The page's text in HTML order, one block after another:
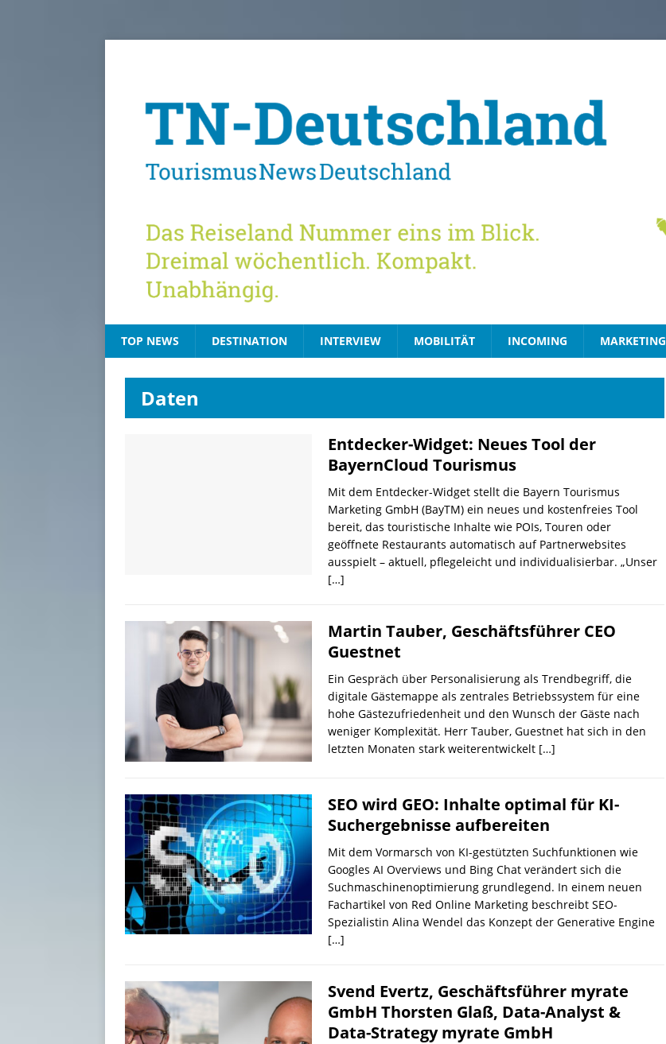
TOP NEWS DESTINATION INTERVIEW MOBILITÄT INCOMING MARKETING
Daten
Entdecker-Widget: Neues Tool der
BayernCloud Tourismus
Mit dem Entdecker-Widget stellt die Bayern Tourismus
Marketing GmbH (BayTM) ein neues und kostenfreies Tool
bereit, das touristische Inhalte wie POIs, Touren oder
geöffnete Restaurants automatisch auf Partnerwebsites
ausspielt – aktuell, pflegeleicht und individualisierbar. „Unser
[…]
Martin Tauber, Geschäftsführer CEO
Guestnet
Ein Gespräch über Personalisierung als Trendbegriff, die
digitale Gästemappe als zentrales Betriebssystem für eine
hohe Gästezufriedenheit und den Wunsch der Gäste nach
weniger Komplexität. Herr Tauber, Guestnet hat sich in den
letzten Monaten stark weiterentwickelt […]
SEO wird GEO: Inhalte optimal für KI-
Suchergebnisse aufbereiten
Mit dem Vormarsch von KI-gestützten Suchfunktionen wie
Googles AI Overviews und Bing Chat verändert sich die
Suchmaschinenoptimierung grundlegend. In einem neuen
Fachartikel von Red Online Marketing beschreibt SEO-
Spezialistin Alina Wendel das Konzept der Generative Engine
[…]
Svend Evertz, Geschäftsführer myrate
GmbH Thorsten Glaß, Data-Analyst &
Data-Strategy myrate GmbH